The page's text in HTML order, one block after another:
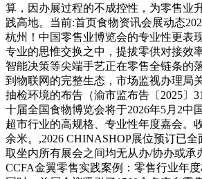
算，因办展过程的不成控性，为零售业
践高地。当前:首页食物资讯会展动态
杭州！中国零售业博览会的专业性更表
专业的思惟交换之中，提拔零供对接效
智能决策等尖端手艺正在零售全链条的
到物联网的完整生态，市场监视办理局
抽检环境的布告（渝市监布告〔2025〕
十届全国食物博览会将于2026年5月2中
超市行业的高规格、专业性年度嘉会。
余米。,2026 CHINASHOP展位预订已全
取坐内所有展会之间均无从办/协办或承
CCFA金翼零售实践案例：零售行业年度